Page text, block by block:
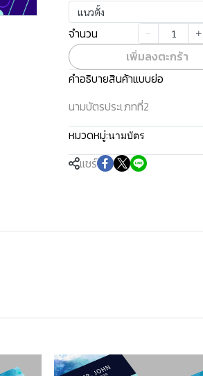
แนวตั้ง
จำนวน
เพิ่มลงตะกร้า
คำอธิบายสินค้าแบบย่อ
นามบัตรประเภทที่2
หมวดหมู่:นามบัตร
แชร์